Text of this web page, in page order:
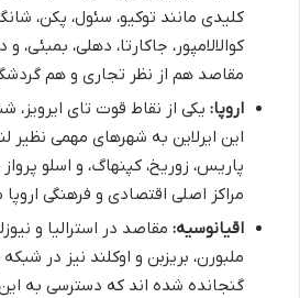
کلیدی مانند توکیو، سئول، پکن،
کوالالامپور، جاکارتا، دهلی، بمبئی،
مقاصد هم از نظر تجاری و هم
اروپا: یکی از نقاط قوت تای
این ایرلاین به شهرهای مهمی نظیر
پاریس، زوریخ، کپنهاگ، و اسلو
مراکز اصلی اقتصادی و فرهنگی
اقیانوسیه: مقاصد در استرالیا و
ملبورن، بریزبن و اوکلند نیز در شبکه
گنجانده شده اند که دسترسی به این